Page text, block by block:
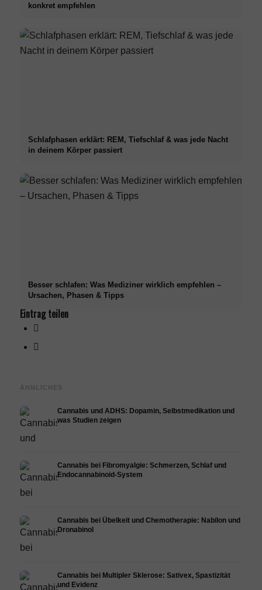
konkret empfehlen
Schlafphasen erklärt: REM, Tiefschlaf & was jede Nacht
in deinem Körper passiert
Besser schlafen: Was Mediziner wirklich empfehlen –
Ursachen, Phasen & Tipps
Eintrag teilen
ÄHNLICHES
Cannabis und ADHS: Dopamin, Selbstmedikation und
was Studien zeigen
Cannabis bei Fibromyalgie: Schmerzen, Schlaf und
Endocannabinoid-System
Cannabis bei Übelkeit und Chemotherapie: Nabilon und
Dronabinol
Cannabis bei Multipler Sklerose: Sativex, Spastizität
und Evidenz